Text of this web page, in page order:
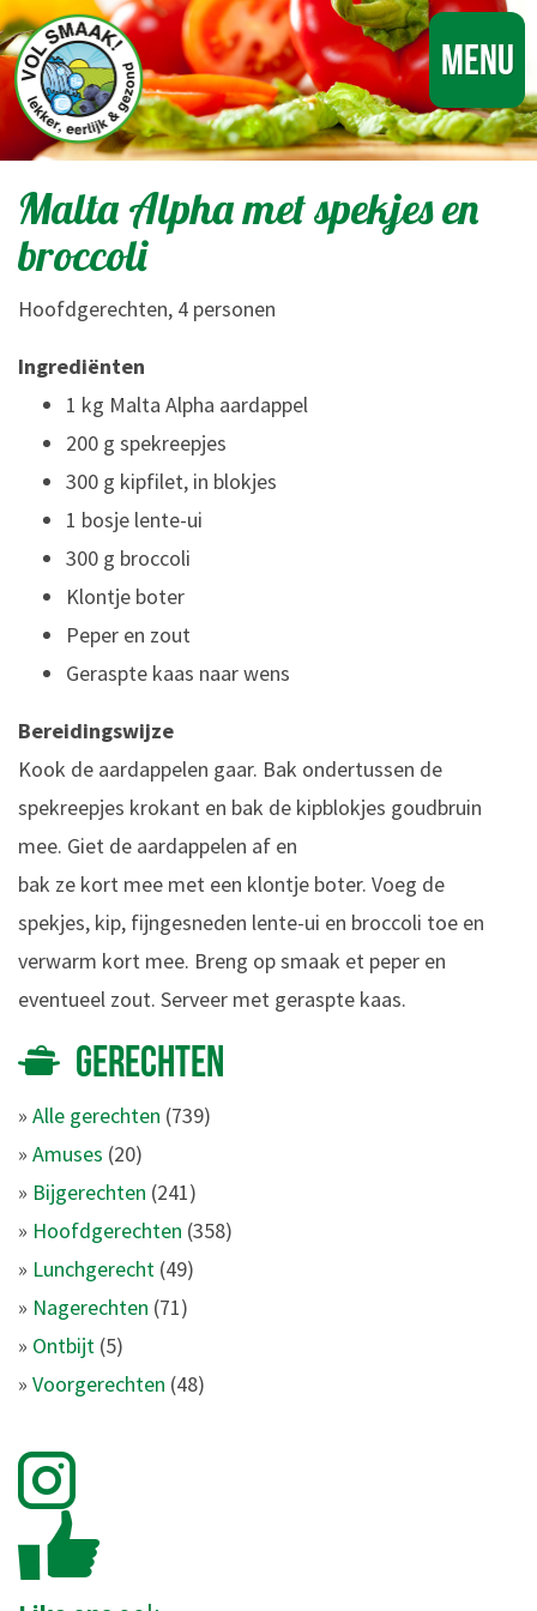
Menu
Malta Alpha met spekjes en
broccoli
Hoofdgerechten, 4 personen
Ingrediënten
1 kg Malta Alpha aardappel
200 g spekreepjes
300 g kipfilet, in blokjes
1 bosje lente-ui
300 g broccoli
Klontje boter
Peper en zout
Geraspte kaas naar wens
Bereidingswijze
Kook de aardappelen gaar. Bak ondertussen de
spekreepjes krokant en bak de kipblokjes goudbruin
mee. Giet de aardappelen af en
bak ze kort mee met een klontje boter. Voeg de
spekjes, kip, fijngesneden lente-ui en broccoli toe en
verwarm kort mee. Breng op smaak et peper en
eventueel zout. Serveer met geraspte kaas.
GERECHTEN
» Alle gerechten (739)
» Amuses (20)
» Bijgerechten (241)
» Hoofdgerechten (358)
» Lunchgerecht (49)
» Nagerechten (71)
» Ontbijt (5)
» Voorgerechten (48)